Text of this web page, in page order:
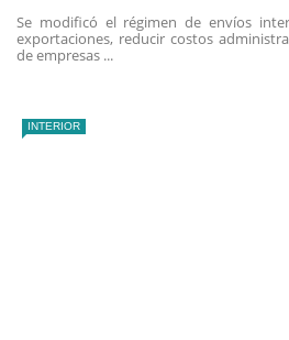
Se modificó el régimen de envíos
exportaciones, reducir costos
de empresas ...
INTERIOR